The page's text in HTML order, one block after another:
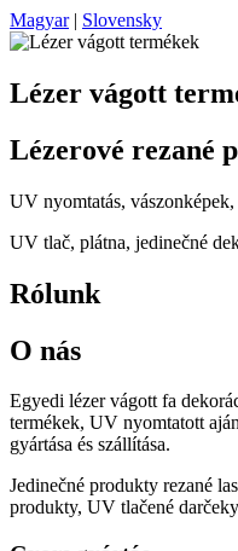
Magyar| Slovensky
Lézer vágott
Lézerové rezané
UV nyomtatás,
UV tlač, plátna, jedinečné
Rólunk
O nás
Egyedi lézer vágott fa
termékek, UV nyomtatott
gyártása és szállítása.
Jedinečné produkty rezané
produkty, UV tlačené